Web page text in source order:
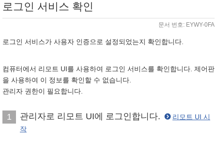
로그인 서비스 확인
문서 번호: EYWY-0FA
로그인 서비스가 사용자 인증으로 설정되었는지 확인합니다.
컴퓨터에서 리모트 UI를 사용하여 로그인 서비스를 확인합니다. 제어판
을 사용하여 이 정보를 확인할 수 없습니다.
관리자 권한이 필요합니다.
1 관리자로 리모트 UI에 로그인합니다.
리모트 UI 시
작